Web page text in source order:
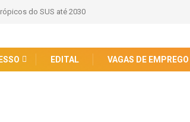
do SUS até 2030
EDITAL VAGAS DE EMPREGO